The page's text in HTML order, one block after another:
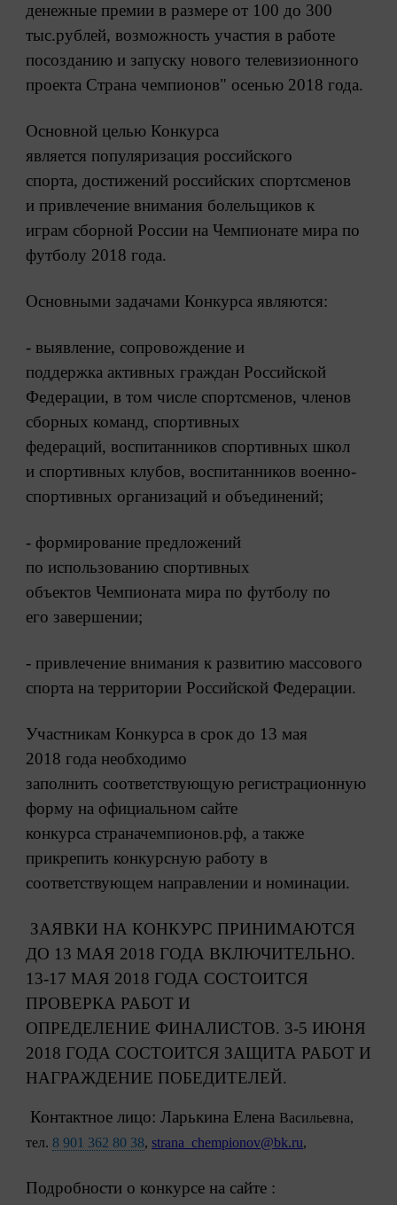
денежные премии в размере от 100 до 300
тыс.рублей, возможность участия в работе
посозданию и запуску нового телевизионного
проекта Страна чемпионов" осенью 2018 года.
Основной целью Конкурса
является популяризация российского
спорта, достижений российских спортсменов
и привлечение внимания болельщиков к
играм сборной России на Чемпионате мира по
футболу 2018 года.
Основными задачами Конкурса являются:
- выявление, сопровождение и
поддержка активных граждан Российской
Федерации, в том числе спортсменов, членов
сборных команд, спортивных
федераций, воспитанников спортивных школ
и спортивных клубов, воспитанников военно-
спортивных организаций и объединений;
- формирование предложений
по использованию спортивных
объектов Чемпионата мира по футболу по
его завершении;
- привлечение внимания к развитию массового
спорта на территории Российской Федерации.
Участникам Конкурса в срок до 13 мая
2018 года необходимо
заполнить соответствующую регистрационную
форму на официальном сайте
конкурса страначемпионов.рф, а также
прикрепить конкурсную работу в
соответствующем направлении и номинации.
ЗАЯВКИ НА КОНКУРС ПРИНИМАЮТСЯ
ДО 13 МАЯ 2018 ГОДА ВКЛЮЧИТЕЛЬНО.
13-17 МАЯ 2018 ГОДА СОСТОИТСЯ
ПРОВЕРКА РАБОТ И
ОПРЕДЕЛЕНИЕ ФИНАЛИСТОВ. 3-5 ИЮНЯ
2018 ГОДА СОСТОИТСЯ ЗАЩИТА РАБОТ И
НАГРАЖДЕНИЕ ПОБЕДИТЕЛЕЙ.
Контактное лицо: Ларькина Елена Васильевна,
тел. 8 901 362 80 38, strana_chempionov@bk.ru,
Подробности о конкурсе на сайте :